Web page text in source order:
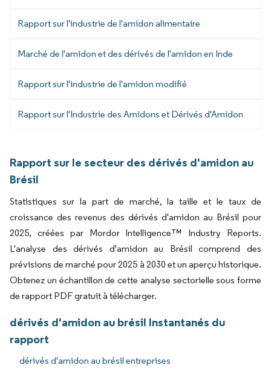
Rapport sur l'industrie de l'amidon alimentaire
Marché de l'amidon et des dérivés de l'amidon en Inde
Rapport sur l'industrie de l'amidon modifié
Rapport sur l'Industrie des Amidons et Dérivés d'Amidon
Rapport sur le secteur des dérivés d'amidon au
Brésil
Statistiques sur la part de marché, la taille et le taux de
croissance des revenus des dérivés d'amidon au Brésil pour
2025, créées par Mordor Intelligence™ Industry Reports.
L'analyse des dérivés d'amidon au Brésil comprend des
prévisions de marché pour 2025 à 2030 et un aperçu historique.
Obtenez un échantillon de cette analyse sectorielle sous forme
de rapport PDF gratuit à télécharger.
dérivés d'amidon au brésil Instantanés du
rapport
dérivés d'amidon au brésil entreprises